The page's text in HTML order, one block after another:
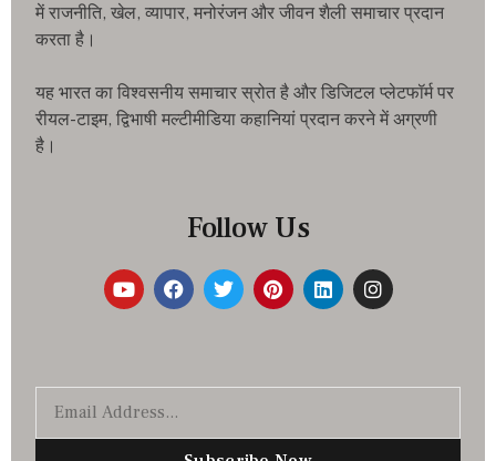
में राजनीति, खेल, व्यापार, मनोरंजन और जीवन शैली समाचार प्रदान
करता है।
यह भारत का विश्वसनीय समाचार स्रोत है और डिजिटल प्लेटफॉर्म पर
रीयल-टाइम, द्विभाषी मल्टीमीडिया कहानियां प्रदान करने में अग्रणी
है।
Follow Us